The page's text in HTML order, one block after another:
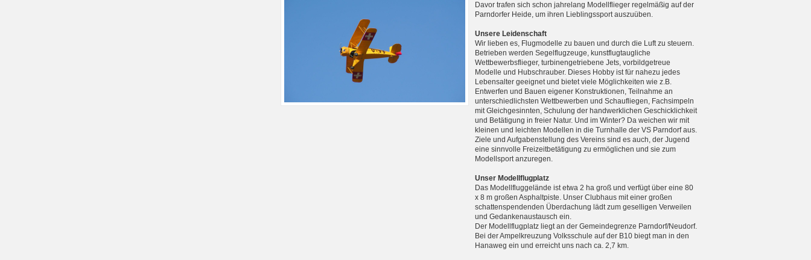
Davor trafen sich schon jahrelang Modellflieger regelmäßig auf der
Parndorfer Heide, um ihren Lieblingssport auszuüben.
Unsere Leidenschaft
Wir lieben es, Flugmodelle zu bauen und durch die Luft zu steuern.
Betrieben werden Segelflugzeuge, kunstflugtaugliche
Wettbewerbsflieger, turbinengetriebene Jets, vorbildgetreue
Modelle und Hubschrauber. Dieses Hobby ist für nahezu jedes
Lebensalter geeignet und bietet viele Möglichkeiten wie z.B.
Entwerfen und Bauen eigener Konstruktionen, Teilnahme an
unterschiedlichsten Wettbewerben und Schaufliegen, Fachsimpeln
mit Gleichgesinnten, Schulung der handwerklichen Geschicklichkeit
und Betätigung in freier Natur. Und im Winter? Da weichen wir mit
kleinen und leichten Modellen in die Turnhalle der VS Parndorf aus.
Ziele und Aufgabenstellung des Vereins sind es auch, der Jugend
eine sinnvolle Freizeitbetätigung zu ermöglichen und sie zum
Modellsport anzuregen.
Unser Modellflugplatz
Das Modellfluggelände ist etwa 2 ha groß und verfügt über eine 80
x 8 m großen Asphaltpiste. Unser Clubhaus mit einer großen
schattenspendenden Überdachung lädt zum geselligen Verweilen
und Gedankenaustausch ein.
Der Modellflugplatz liegt an der Gemeindegrenze Parndorf/Neudorf.
Bei der Ampelkreuzung Volksschule auf der B10 biegt man in den
Hanaweg ein und erreicht uns nach ca. 2,7 km.